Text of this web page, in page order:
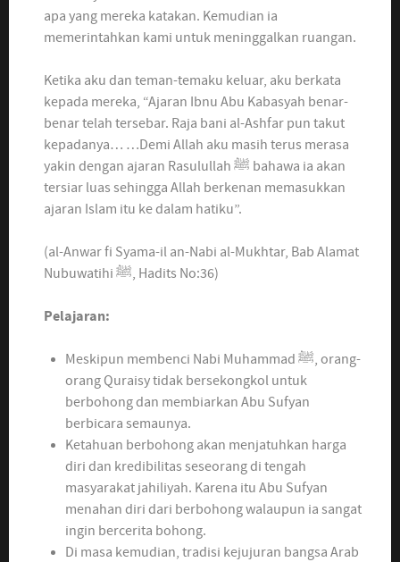
apa yang mereka katakan. Kemudian ia
memerintahkan kami untuk meninggalkan ruangan.
Ketika aku dan teman-temaku keluar, aku berkata
kepada mereka, “Ajaran Ibnu Abu Kabasyah benar-
benar telah tersebar. Raja bani al-Ashfar pun takut
kepadanya… …Demi Allah aku masih terus merasa
yakin dengan ajaran Rasulullah ﷺ bahawa ia akan
tersiar luas sehingga Allah berkenan memasukkan
ajaran Islam itu ke dalam hatiku”.
(al-Anwar fi Syama-il an-Nabi al-Mukhtar, Bab Alamat
Nubuwatihi ﷺ, Hadits No:36)
Pelajaran:
Meskipun membenci Nabi Muhammad ﷺ, orang-
orang Quraisy tidak bersekongkol untuk
berbohong dan membiarkan Abu Sufyan
berbicara semaunya.
Ketahuan berbohong akan menjatuhkan harga
diri dan kredibilitas seseorang di tengah
masyarakat jahiliyah. Karena itu Abu Sufyan
menahan diri dari berbohong walaupun ia sangat
ingin bercerita bohong.
Di masa kemudian, tradisi kejujuran bangsa Arab